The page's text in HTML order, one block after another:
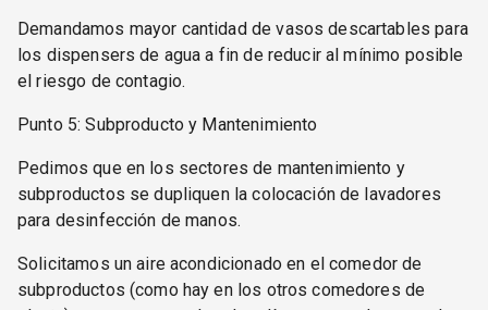
Demandamos mayor cantidad de vasos descartables para
los dispensers de agua a fin de reducir al mínimo posible
el riesgo de contagio.
Punto 5: Subproducto y Mantenimiento
Pedimos que en los sectores de mantenimiento y
subproductos se dupliquen la colocación de lavadores
para desinfección de manos.
Solicitamos un aire acondicionado en el comedor de
subproductos (como hay en los otros comedores de